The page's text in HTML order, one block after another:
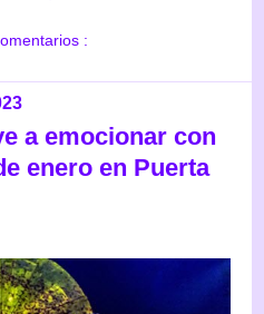
:
a emocionar con
enero en Puerta